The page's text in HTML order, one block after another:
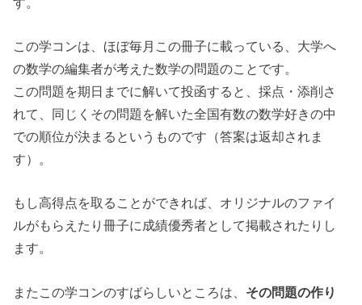
この学コンは、ほぼ毎月この冊子に載っている、大学へ
の数学の編集者が考えた数学の問題のことです。
この問題を期日までに解いて投函すると、採点・添削さ
れて、同じくその問題を解いた全国有数の数学好きの中
での順位が決まるというものです（答案は返却されま
す）。
もし高得点を取ることができれば、オリジナルのファイ
ルがもらえたり冊子に成績優秀者として掲載されたりし
ます。
またこの学コンのすばらしいところは、 その問題の作り